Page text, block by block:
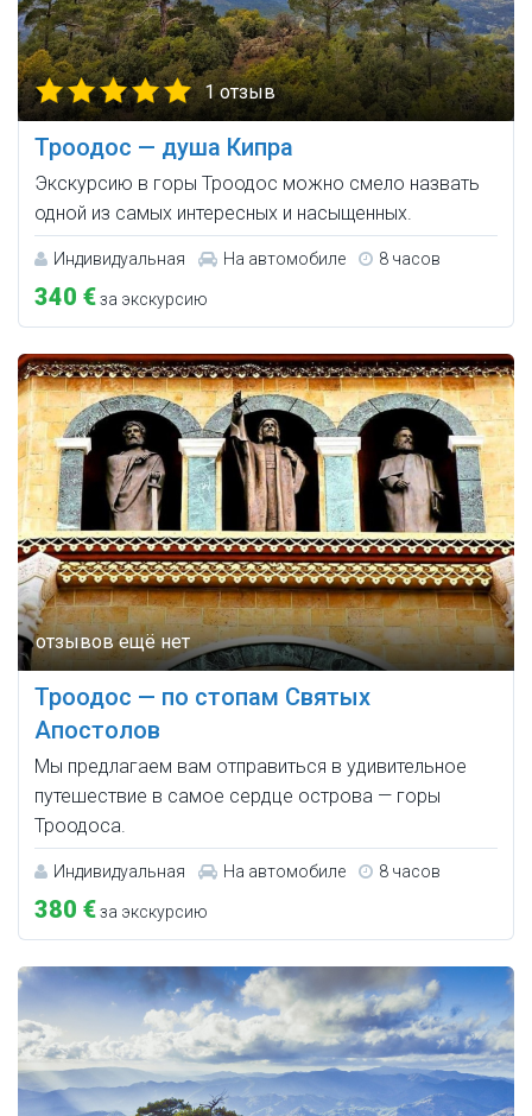
1 отзыв
Троодос — душа Кипра
Экскурсию в горы Троодос можно смело назвать
одной из самых интересных и насыщенных.
Индивидуальная На автомобиле 8 часов
340 €за экскурсию
Троодос — по стопам Святых
Апостолов
Мы предлагаем вам отправиться в удивительное
путешествие в самое сердце острова — горы
Троодоса.
Индивидуальная На автомобиле 8 часов
380 €за экскурсию